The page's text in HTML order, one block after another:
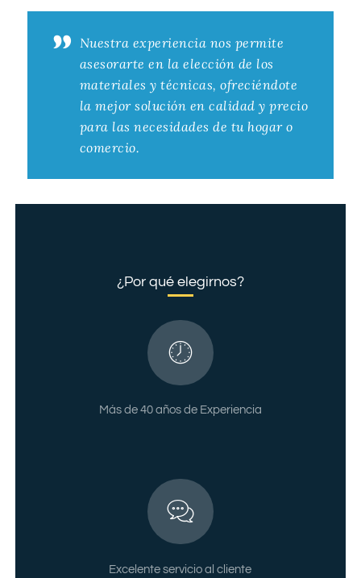
Nuestra experiencia nos permite
asesorarte en la elección de los
materiales y técnicas, ofreciéndote
la mejor solución en calidad y precio
para las necesidades de tu hogar o
comercio.
¿Por qué elegirnos?
Más de 40 años de Experiencia
Excelente servicio al cliente